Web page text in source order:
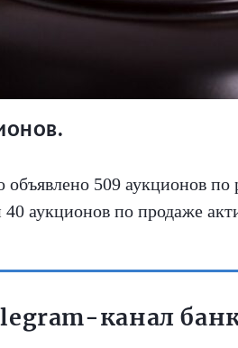
509 аукционов
аукционов по продаже
канал